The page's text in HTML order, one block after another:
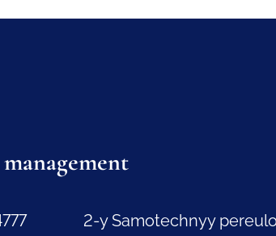
2-y Samotechnyy